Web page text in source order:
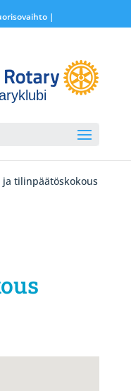
|
ja tilinpäätöskokous